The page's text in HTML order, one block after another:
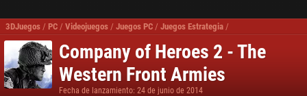
3DJuegos / PC / Videojuegos / Juegos PC / Juegos Estrategia /
Company of Heroes 2 - The
Western Front Armies
Fecha de lanzamiento: 24 de junio de 2014